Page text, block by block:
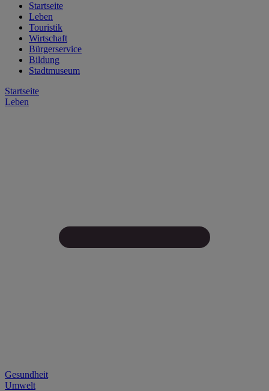
Startseite
Leben
Touristik
Wirtschaft
Bürgerservice
Bildung
Stadtmuseum
Startseite
Leben
Gesundheit
Umwelt